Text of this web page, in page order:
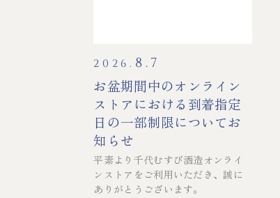
2026. 8.7
お盆期間中のオンライン
ストアにおける到着指定
日の一部制限についてお
知らせ
平素より千代むすび酒造オンライ
ンストアをご利用いただき、誠に
ありがとうございます。